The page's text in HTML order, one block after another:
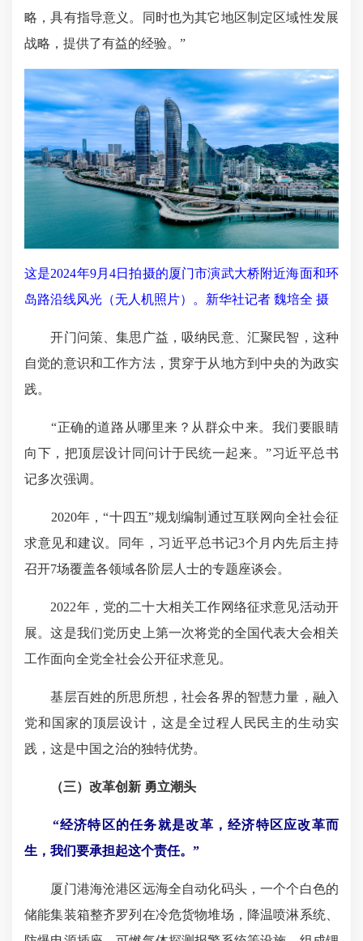
略，具有指导意义。同时也为其它地区制定区域性发展
战略，提供了有益的经验。”
这是2024年9月4日拍摄的厦门市演武大桥附近海面和环
岛路沿线风光（无人机照片）。新华社记者 魏培全 摄
开门问策、集思广益，吸纳民意、汇聚民智，这种
自觉的意识和工作方法，贯穿于从地方到中央的为政实
践。
“正确的道路从哪里来？从群众中来。我们要眼睛
向下，把顶层设计同问计于民统一起来。”习近平总书
记多次强调。
2020年，“十四五”规划编制通过互联网向全社会征
求意见和建议。同年，习近平总书记3个月内先后主持
召开7场覆盖各领域各阶层人士的专题座谈会。
2022年，党的二十大相关工作网络征求意见活动开
展。这是我们党历史上第一次将党的全国代表大会相关
工作面向全党全社会公开征求意见。
基层百姓的所思所想，社会各界的智慧力量，融入
党和国家的顶层设计，这是全过程人民民主的生动实
践，这是中国之治的独特优势。
（三）改革创新 勇立潮头
“经济特区的任务就是改革，经济特区应改革而
生，我们要承担起这个责任。”
厦门港海沧港区远海全自动化码头，一个个白色的
储能集装箱整齐罗列在冷危货物堆场，降温喷淋系统、